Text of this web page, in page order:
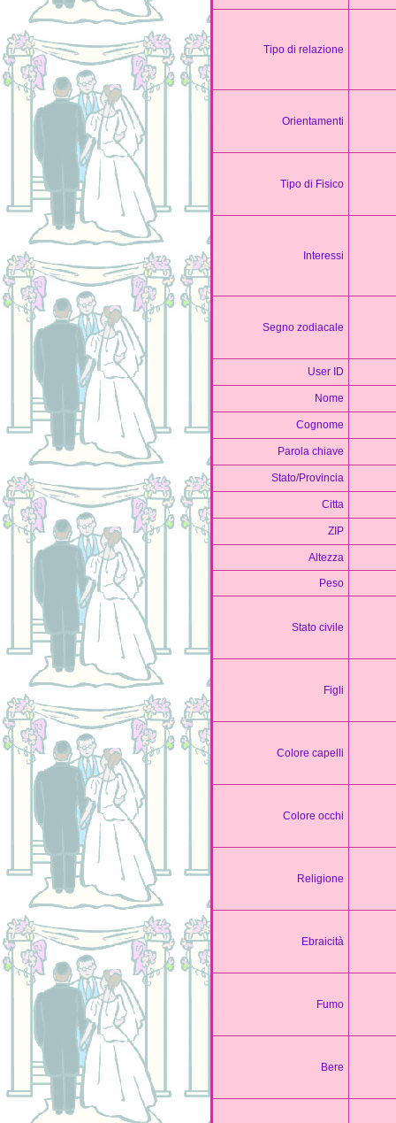
Tipo di relazione
Orientamenti
Tipo di Fisico
Interessi
Segno zodiacale
User ID
Nome
Cognome
Parola chiave
Stato/Provincia
Cittа
ZIP
Altezza
Peso
Stato civile
Figli
Colore capelli
Colore occhi
Religione
Ebraicità
Fumo
Bere